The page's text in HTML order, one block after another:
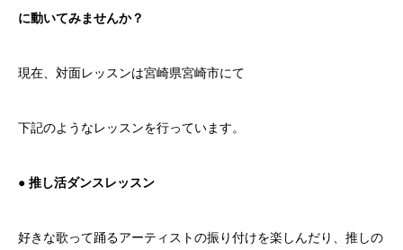
に動いてみませんか？
現在、対面レッスンは宮崎県宮崎市にて
下記のようなレッスンを行っています。
● 推し活ダンスレッスン
好きな歌って踊るアーティストの振り付けを楽しんだり、推しの